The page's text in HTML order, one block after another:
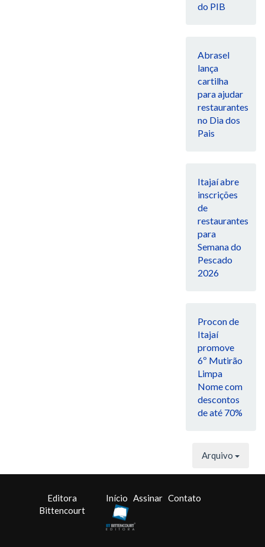
do PIB
Abrasel
lança
cartilha
para ajudar
restaurantes
no Dia dos
Pais
Itajaí abre
inscrições
de
restaurantes
para
Semana do
Pescado
2026
Procon de
Itajaí
promove
6º Mutirão
Limpa
Nome com
descontos
de até 70%
Arquivo
Editora
Bittencourt
Início Assinar Contato